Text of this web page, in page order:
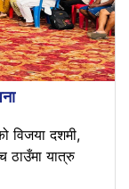
विजया दशमी,
ठाउँमा यात्रु